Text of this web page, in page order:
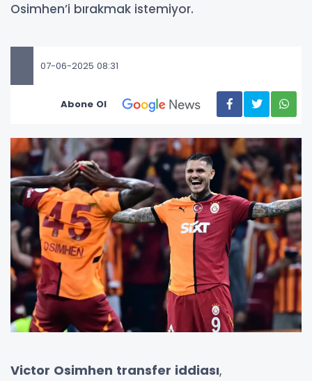
Osimhen’i bırakmak istemiyor.
07-06-2025 08:31
Abone Ol
Victor Osimhen transfer iddiası,